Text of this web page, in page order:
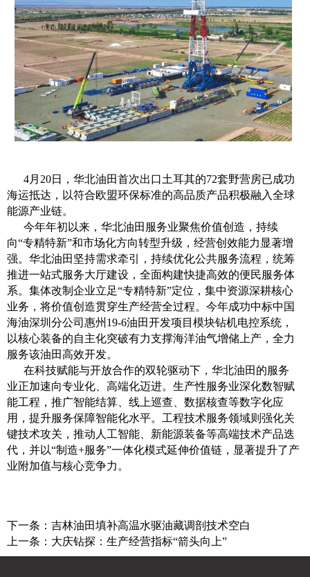
4月20日，华北油田首次出口土耳其的72套野营房已成功
海运抵达，以符合欧盟环保标准的高品质产品积极融入全球
能源产业链。
今年年初以来，华北油田服务业聚焦价值创造，持续
向“专精特新”和市场化方向转型升级，经营创效能力显著增
强。华北油田坚持需求牵引，持续优化公共服务流程，统筹
推进一站式服务大厅建设，全面构建快捷高效的便民服务体
系。集体改制企业立足“专精特新”定位，集中资源深耕核心
业务，将价值创造贯穿生产经营全过程。今年成功中标中国
海油深圳分公司惠州19-6油田开发项目模块钻机电控系统，
以核心装备的自主化突破有力支撑海洋油气增储上产，全力
服务该油田高效开发。
在科技赋能与开放合作的双轮驱动下，华北油田的服务
业正加速向专业化、高端化迈进。生产性服务业深化数智赋
能工程，推广智能结算、线上巡查、数据核查等数字化应
用，提升服务保障智能化水平。工程技术服务领域则强化关
键技术攻关，推动人工智能、新能源装备等高端技术产品迭
代，并以“制造+服务”一体化模式延伸价值链，显著提升了产
业附加值与核心竞争力。
下一条： 吉林油田填补高温水驱油藏调剖技术空白
上一条： 大庆钻探：生产经营指标“箭头向上”